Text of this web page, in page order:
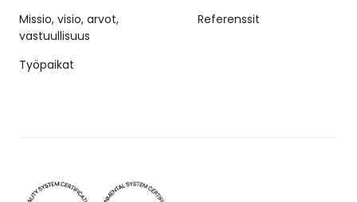
Missio, visio, arvot,
vastuullisuus
Työpaikat
Referenssit